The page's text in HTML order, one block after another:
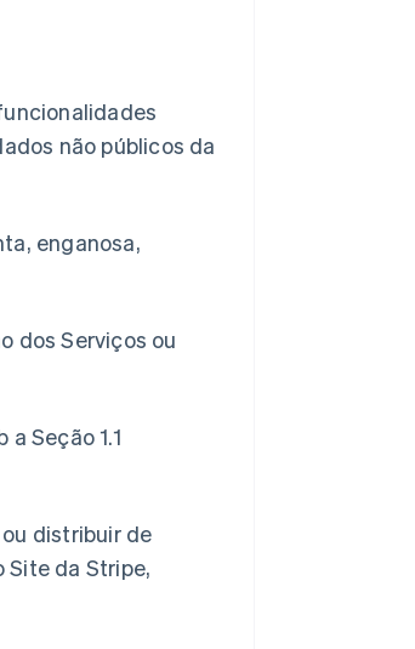
não públicos da
enganosa,
dos Serviços ou
Seção 1.1
distribuir de
Site da Stripe,